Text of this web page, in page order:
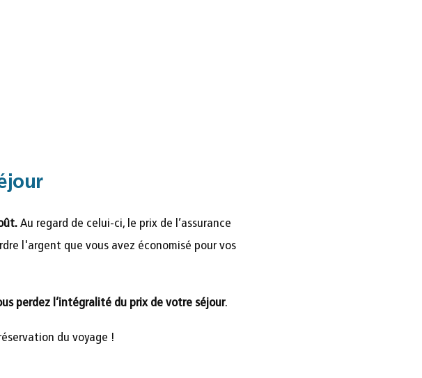
Au regard de celui-ci, le prix de l’assurance
l'argent que vous avez économisé pour vos
perdez l’intégralité du prix de votre séjour.
du voyage !